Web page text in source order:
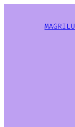
MAGRILU